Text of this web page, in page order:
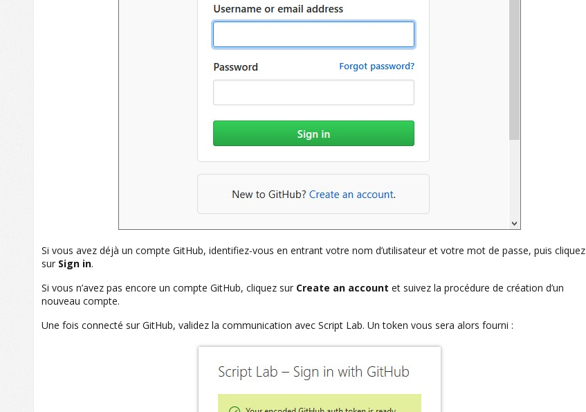
Si vous avez déjà un compte GitHub, identifiez-vous en entrant votre nom d’utilisateur et votre mot de passe, puis cliquez
sur Sign in.
Si vous n’avez pas encore un compte GitHub, cliquez sur Create an account et suivez la procédure de création d’un
nouveau compte.
Une fois connecté sur GitHub, validez la communication avec Script Lab. Un token vous sera alors fourni :